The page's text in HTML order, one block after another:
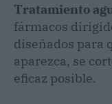
Tratamiento
fármacos
diseñados para
aparezca, se
eficaz posible.